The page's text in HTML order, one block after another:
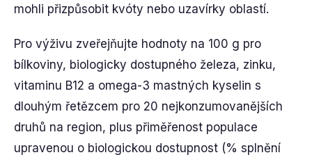
mohli přizpůsobit kvóty nebo uzavírky oblastí.
Pro výživu zveřejňujte hodnoty na 100 g pro
bílkoviny, biologicky dostupného železa, zinku,
vitaminu B12 a omega-3 mastných kyselin s
dlouhým řetězcem pro 20 nejkonzumovanějších
druhů na region, plus přiměřenost populace
upravenou o biologickou dostupnost (% splnění